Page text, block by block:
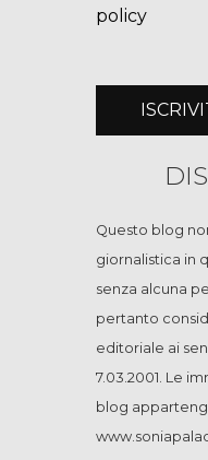
policy
Questo blog
giornalistica in
senza alcuna
pertanto
editoriale ai
7.03.2001. Le
blog